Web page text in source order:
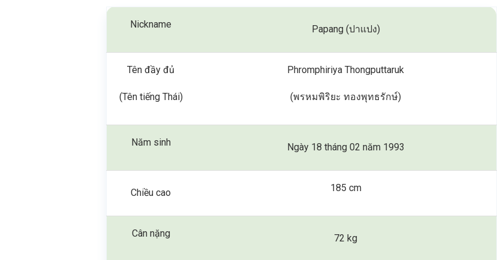
Nickname Papang (ปาแปง)
Tên đầy đủ
(Tên tiếng Thái)
Phromphiriya Thongputtaruk
(พรหมพิริยะ ทองพุทธรักษ์)
Năm sinh Ngày 18 tháng 02 năm 1993
Chiều cao 185 cm
Cân nặng 72 kg